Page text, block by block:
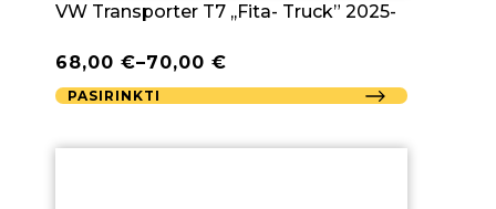
VW Transporter T7 ,,Fita- Truck” 2025-
68,00 €–70,00 €
PASIRINKTI